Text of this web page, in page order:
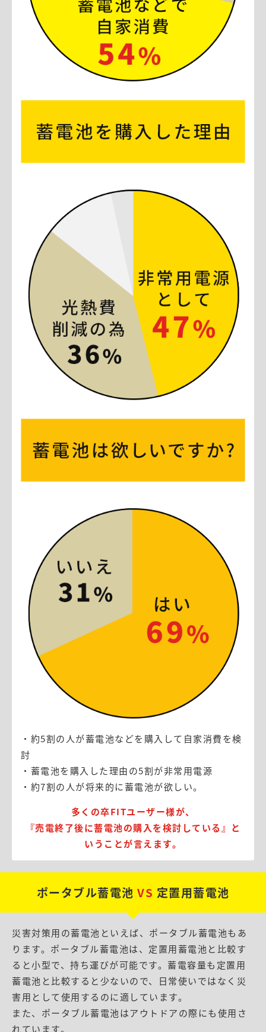
・約5割の人が蓄電池などを購入して自家消費を検
討
・蓄電池を購入した理由の5割が非常用電源
・約7割の人が将来的に蓄電池が欲しい。
多くの卒FITユーザー様が、
『売電終了後に蓄電池の購入を検討している』と
いうことが言えます。
ポータブル蓄電池 VS 定置用蓄電池
災害対策用の蓄電池といえば、ポータブル蓄電池もあ
ります。ポータブル蓄電池は、定置用蓄電池と比較す
ると小型で、持ち運びが可能です。蓄電容量も定置用
蓄電池と比較すると少ないので、日常使いではなく災
害用として使用するのに適しています。
また、ポータブル蓄電池はアウトドアの際にも使用さ
れています。